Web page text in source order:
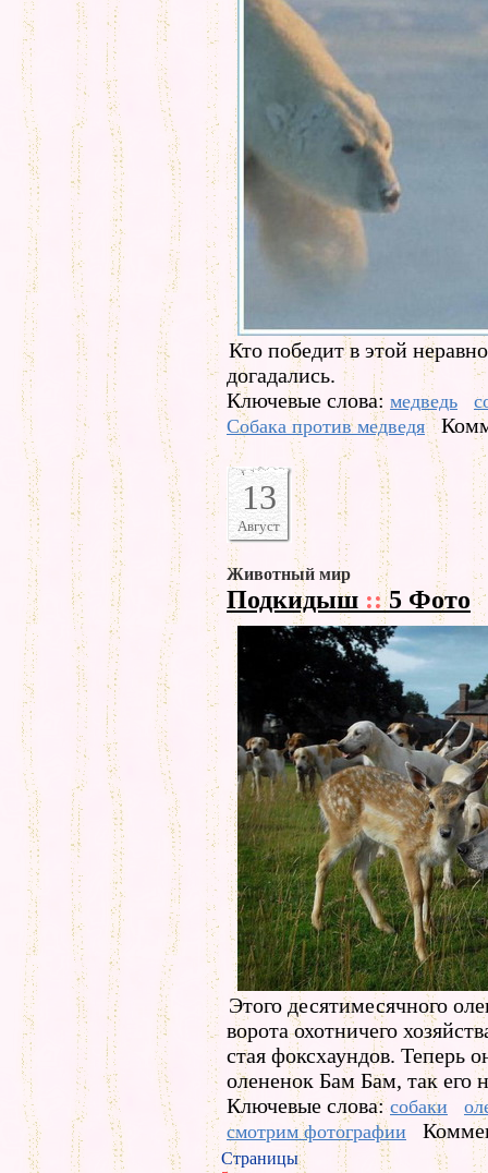
Кто победит в этой
догадались.
Ключевые слова: медведь
Собака против медведя
13
Август
Животный мир
Подкидыш ::5 Фото
Этого десятимесячного
ворота охотничего
стая фоксхаундов. Теперь
олененок Бам Бам, так его
Ключевые слова:собаки
смотрим фотографии
Страницы